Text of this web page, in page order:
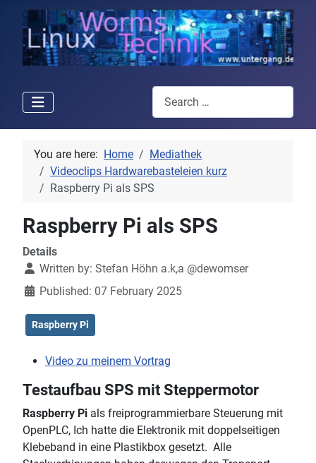
Search
You are here: Home
Mediathek
Videoclips Hardwarebasteleien kurz
Raspberry Pi als SPS
Raspberry Pi als SPS
Details
Written by: Stefan Höhn a.k,a @dewomser
Published: 07 February 2025
Raspberry Pi
Video zu meinem Vortrag
Testaufbau SPS mit Steppermotor
Raspberry Pi als freiprogrammierbare Steuerung mit
OpenPLC, Ich hatte die Elektronik mit doppelseitigen
Klebeband in eine Plastikbox gesetzt. Alle